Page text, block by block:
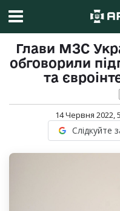
Глави МЗС
обговорили
та
14 Червня 2022,
Слідкуйте